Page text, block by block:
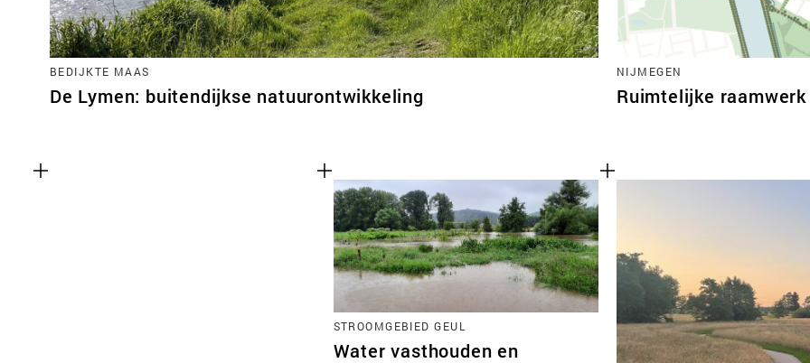
BEDIJKTE MAAS
De Lymen: buitendijkse natuurontwikkeling
NIJMEGEN
Ruimtelijke
STROOMGEBIED GEUL
Water vasthouden en